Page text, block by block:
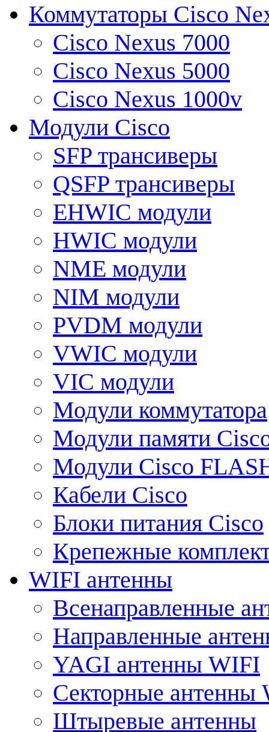
Коммутаторы Cisco
Cisco Nexus 7000
Cisco Nexus 5000
Cisco Nexus 1000v
Модули Cisco
SFP трансиверы
QSFP трансиверы
EHWIC модули
HWIC модули
NME модули
NIM модули
PVDM модули
VWIC модули
VIC модули
Модули коммутатора
Модули памяти
Модули Cisco
Кабели Cisco
Блоки питания Cisco
Крепежные
WIFI антенны
Всенаправленные
Направленные
YAGI антенны WIFI
Секторные антенны
Штыревые антенны